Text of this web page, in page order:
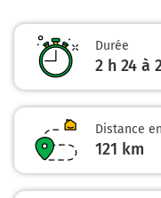
Durée
2 h 24 à
Distance
121 km